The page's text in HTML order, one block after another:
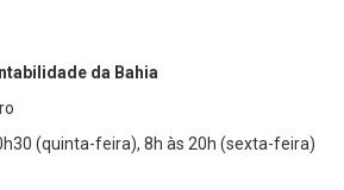
da Bahia
(quinta-feira), 8h às 20h (sexta-feira)